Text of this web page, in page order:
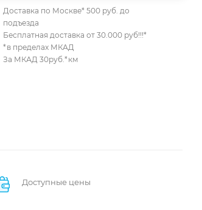
Доставка по Москве* 500 руб. до
подъезда
Бесплатная доставка от 30.000 руб!!!*
*в пределах МКАД
За МКАД 30руб.*км
Доступные цены